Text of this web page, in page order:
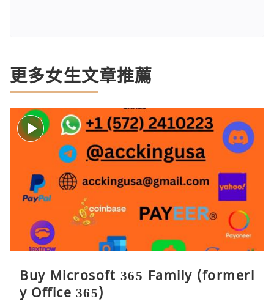
更多女生文章推薦
Buy Microsoft 365 Family (formerl
y Office 365)